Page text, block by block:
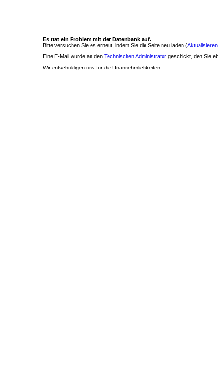
Es trat ein Problem mit der Datenbank auf.
Bitte versuchen Sie es erneut, indem Sie die Seite neu laden (
Eine E-Mail wurde an den Technischen Administrator geschickt, den Sie
Wir entschuldigen uns für die Unannehmlichkeiten.